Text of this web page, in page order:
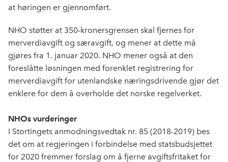
at høringen er gjennomført.
NHO støtter at 350-kronersgrensen skal fjernes for
merverdiavgift og særavgift, og mener at dette må
gjøres fra 1. januar 2020. NHO mener også at den
foreslåtte løsningen med forenklet registrering for
merverdiavgift for utenlandske næringsdrivende gjør det
enklere for dem å overholde det norske regelverket.
NHOs vurderinger
I Stortingets anmodningsvedtak nr. 85 (2018-2019) bes
det om at regjeringen i forbindelse med statsbudsjettet
for 2020 fremmer forslag om å fjerne avgiftsfritaket for